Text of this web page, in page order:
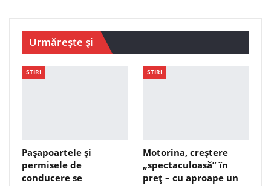
Urmărește și
STIRI
Pașapoartele și
permisele de
conducere se
STIRI
Motorina, creștere
„spectaculoasă” în
preț – cu aproape un